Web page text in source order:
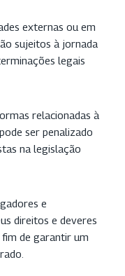
externas ou em
sujeitos à jornada
legais
relacionadas à
ser penalizado
na legislação
e
direitos e deveres
de garantir um